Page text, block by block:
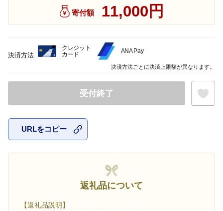
寄付額 11,000円
受付終了
URLをコピー
返礼品について
【返礼品説明】
決済方法
クレジット
カード
ANA Pay
決済方法ごとに決済上限額が異なります。